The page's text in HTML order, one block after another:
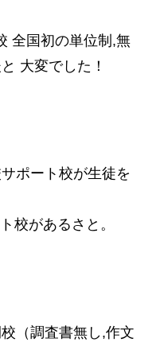
全国初の単位制,無
大変でした！
ポート校が生徒を
校があるさと。
（調査書無し,作文